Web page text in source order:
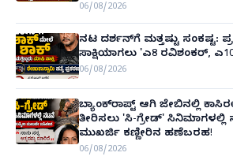
06/08/2026
ನಟ ದರ್ಶನ್‌ಗೆ ಮತ್ತಷ್ಟು ಸಂಕಷ್ಟ:
ಸಾಕ್ಷಿಯಾಗಲು 'ಎ8 ರವಿಶಂಕರ್,
06/08/2026
ಬ್ಯಾಂಕ್‌ರಾಪ್ಟ್‌ ಆಗಿ ಜೇಬಿನಲ್ಲಿ
ತೀರಿಸಲು 'ಸಿ-ಗ್ರೇಡ್' ಸಿನಿಮಾಗಳಲ್ಲಿ
ಮುಖರ್ಜಿ ಕಣ್ಣೀರಿನ ಹಣೆಬರಹ!
06/08/2026